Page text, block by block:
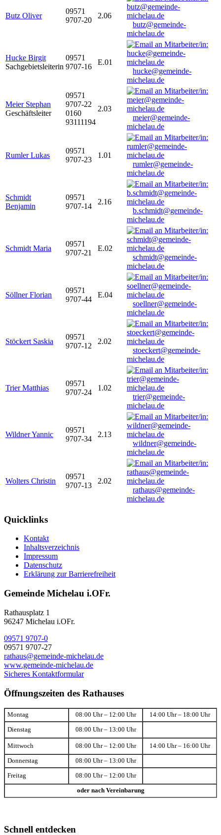
Butz Oliver
09571
9707-20
2.06
butz@gemeinde-
michelau.de
Hucke Birgit
Sachgebietsleiterin
09571
9707-16
E.01
hucke@gemeinde-
michelau.de
Meier Stephan
Geschäftsleiter
09571
9707-22
0160
93111194
2.03
meier@gemeinde-
michelau.de
Rumler Lukas
09571
9707-23
1.01
rumler@gemeinde-
michelau.de
Schmidt
Benjamin
09571
9707-14
2.16
b.schmidt@gemeinde-
michelau.de
Schmidt Maria
09571
9707-21
E.02
schmidt@gemeinde-
michelau.de
Söllner Florian
09571
9707-44
E.04
soellner@gemeinde-
michelau.de
Stöckert Saskia
09571
9707-12
2.02
stoeckert@gemeinde-
michelau.de
Trier Matthias
09571
9707-24
1.02
trier@gemeinde-
michelau.de
Wildner Yannic
09571
9707-34
2.13
wildner@gemeinde-
michelau.de
Wolters Christin
09571
9707-13
2.02
rathaus@gemeinde-
michelau.de
Quicklinks
Kontakt
Inhaltsverzeichnis
Impressum
Datenschutz
Erklärung zur Barrierefreiheit
Gemeinde Michelau i.OFr.
Rathausplatz 1
96247 Michelau i.OFr.
09571 9707-0
09571 9707-27
rathaus@gemeinde-michelau.de
www.gemeinde-michelau.de
Sicheres Kontaktformular
Öffnungszeiten des Rathauses
Montag 08:00 Uhr – 12:00 Uhr 14:00 Uhr – 18:00 Uhr
Dienstag 08:00 Uhr – 13:00 Uhr
Mittwoch 08:00 Uhr – 12:00 Uhr 14:00 Uhr – 16:00 Uhr
Donnerstag 08:00 Uhr – 13:00 Uhr
Freitag 08:00 Uhr – 12:00 Uhr
oder nach Vereinbarung
Schnell entdecken